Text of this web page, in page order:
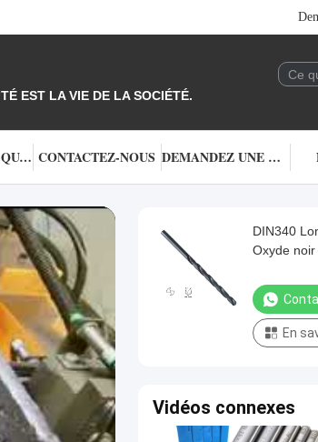
EST LA VIE DE LA SOCIÉTÉ.
CONTRÔLE DE QUALITÉ CONTACTEZ-NOUS DEMANDEZ UNE CITATION
DIN340
Oxyde
En
Vidéos connexes